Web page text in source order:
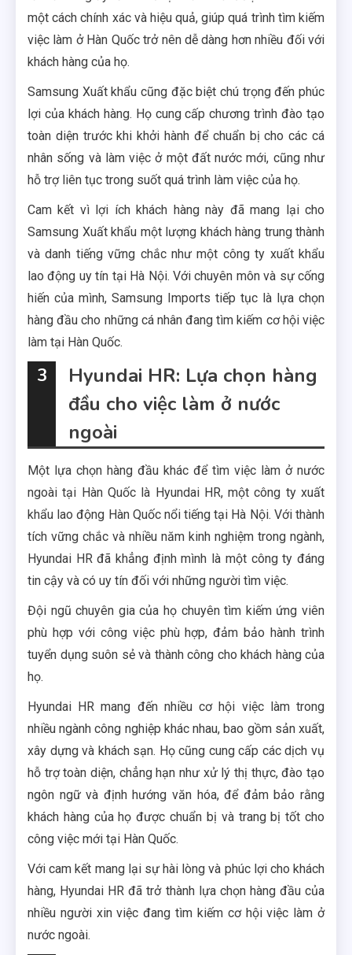
một cách chính xác và hiệu quả, giúp quá trình tìm kiếm
việc làm ở Hàn Quốc trở nên dễ dàng hơn nhiều đối với
khách hàng của họ.
Samsung Xuất khẩu cũng đặc biệt chú trọng đến phúc
lợi của khách hàng. Họ cung cấp chương trình đào tạo
toàn diện trước khi khởi hành để chuẩn bị cho các cá
nhân sống và làm việc ở một đất nước mới, cũng như
hỗ trợ liên tục trong suốt quá trình làm việc của họ.
Cam kết vì lợi ích khách hàng này đã mang lại cho
Samsung Xuất khẩu một lượng khách hàng trung thành
và danh tiếng vững chắc như một công ty xuất khẩu
lao động uy tín tại Hà Nội. Với chuyên môn và sự cống
hiến của mình, Samsung Imports tiếp tục là lựa chọn
hàng đầu cho những cá nhân đang tìm kiếm cơ hội việc
làm tại Hàn Quốc.
3
Hyundai HR: Lựa chọn hàng
đầu cho việc làm ở nước
ngoài
Một lựa chọn hàng đầu khác để tìm việc làm ở nước
ngoài tại Hàn Quốc là Hyundai HR, một công ty xuất
khẩu lao động Hàn Quốc nổi tiếng tại Hà Nội. Với thành
tích vững chắc và nhiều năm kinh nghiệm trong ngành,
Hyundai HR đã khẳng định mình là một công ty đáng
tin cậy và có uy tín đối với những người tìm việc.
Đội ngũ chuyên gia của họ chuyên tìm kiếm ứng viên
phù hợp với công việc phù hợp, đảm bảo hành trình
tuyển dụng suôn sẻ và thành công cho khách hàng của
họ.
Hyundai HR mang đến nhiều cơ hội việc làm trong
nhiều ngành công nghiệp khác nhau, bao gồm sản xuất,
xây dựng và khách sạn. Họ cũng cung cấp các dịch vụ
hỗ trợ toàn diện, chẳng hạn như xử lý thị thực, đào tạo
ngôn ngữ và định hướng văn hóa, để đảm bảo rằng
khách hàng của họ được chuẩn bị và trang bị tốt cho
công việc mới tại Hàn Quốc.
Với cam kết mang lại sự hài lòng và phúc lợi cho khách
hàng, Hyundai HR đã trở thành lựa chọn hàng đầu của
nhiều người xin việc đang tìm kiếm cơ hội việc làm ở
nước ngoài.